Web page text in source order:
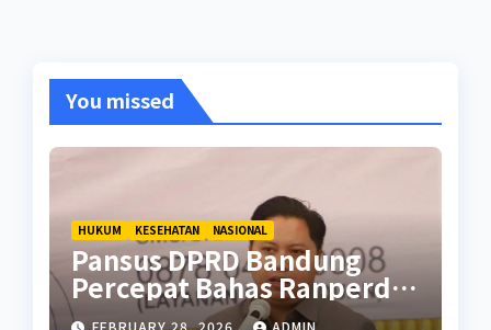
You missed
HUKUM KESEHATAN NASIONAL
Pansus DPRD Bandung
Percepat Bahas Ranperda
Pencegahan Seks Berisiko
FEBRUARY 28, 2026 ADMIN